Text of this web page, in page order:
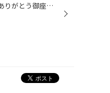
只今、当店では冬の大商談会を開催中です！本日も沢山のご来店誠にありがとう御座います！セールも残す所、明日・明後日｛23日(日)・24日(月)｝のみですが スタッドレスタイヤもかなり動いてきておりますので お探しの方はお早めに！！今なら豪華特典もご用意！《ブリヂストンタイヤ4本お買い上げで...